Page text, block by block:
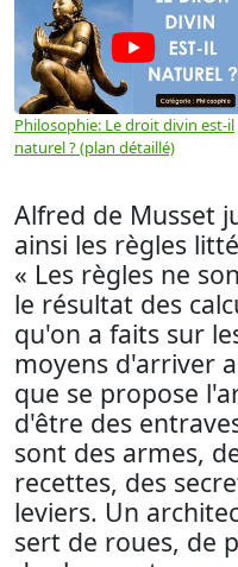
Philosophie: Le droit divin est-il
naturel ? (plan détaillé)
Alfred de Musset
ainsi les règles
« Les règles ne
le résultat des
qu'on a faits sur
moyens d'arriver
que se propose
d'être des
sont des armes,
recettes, des
leviers. Un
sert de roues, de